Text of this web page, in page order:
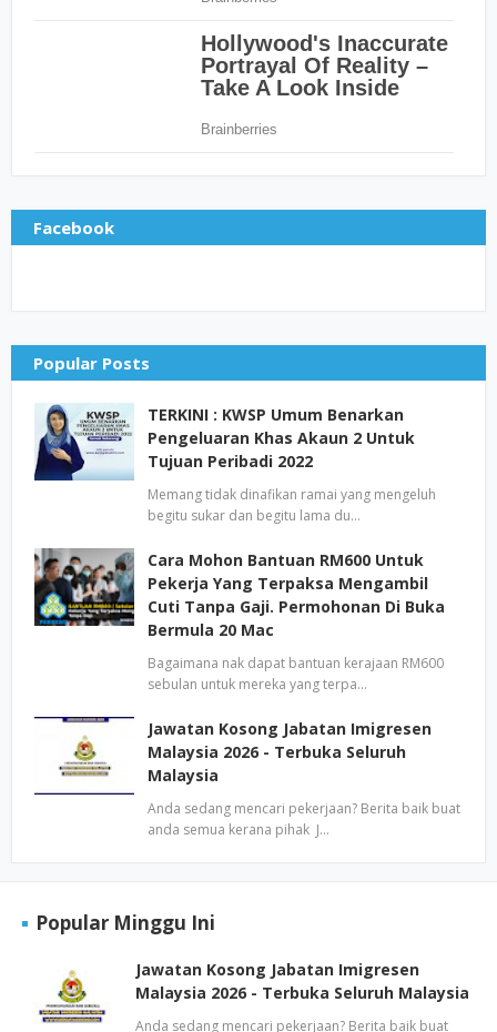
Facebook
Popular Posts
TERKINI : KWSP Umum Benarkan
Pengeluaran Khas Akaun 2 Untuk
Tujuan Peribadi 2022
Memang tidak dinafikan ramai yang mengeluh
begitu sukar dan begitu lama du…
Cara Mohon Bantuan RM600 Untuk
Pekerja Yang Terpaksa Mengambil
Cuti Tanpa Gaji. Permohonan Di Buka
Bermula 20 Mac
Bagaimana nak dapat bantuan kerajaan RM600
sebulan untuk mereka yang terpa…
Jawatan Kosong Jabatan Imigresen
Malaysia 2026 - Terbuka Seluruh
Malaysia
Anda sedang mencari pekerjaan? Berita baik buat
anda semua kerana pihak J…
Popular Minggu Ini
Jawatan Kosong Jabatan Imigresen
Malaysia 2026 - Terbuka Seluruh Malaysia
Anda sedang mencari pekerjaan? Berita baik buat